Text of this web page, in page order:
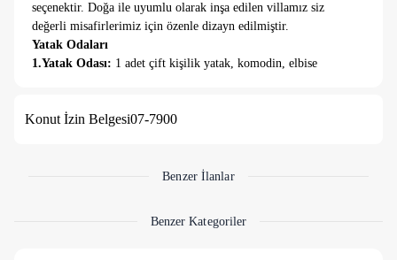
seçenektir. Doğa ile uyumlu olarak inşa edilen villamız siz
değerli misafirlerimiz için özenle dizayn edilmiştir.
Yatak Odaları
1.Yatak Odası: 1 adet çift kişilik yatak, komodin, elbise
makyaj masası bulunmaktadır.
: Otura grubu, orta sehpa, TV, klima bulunmaktadır.
fırın, buzdolabı, mikrodalga fırın, çamaşır makinası, bulaşık
Konut İzin Belgesi07-7900
Benzer İlanlar
Benzer Kategoriler